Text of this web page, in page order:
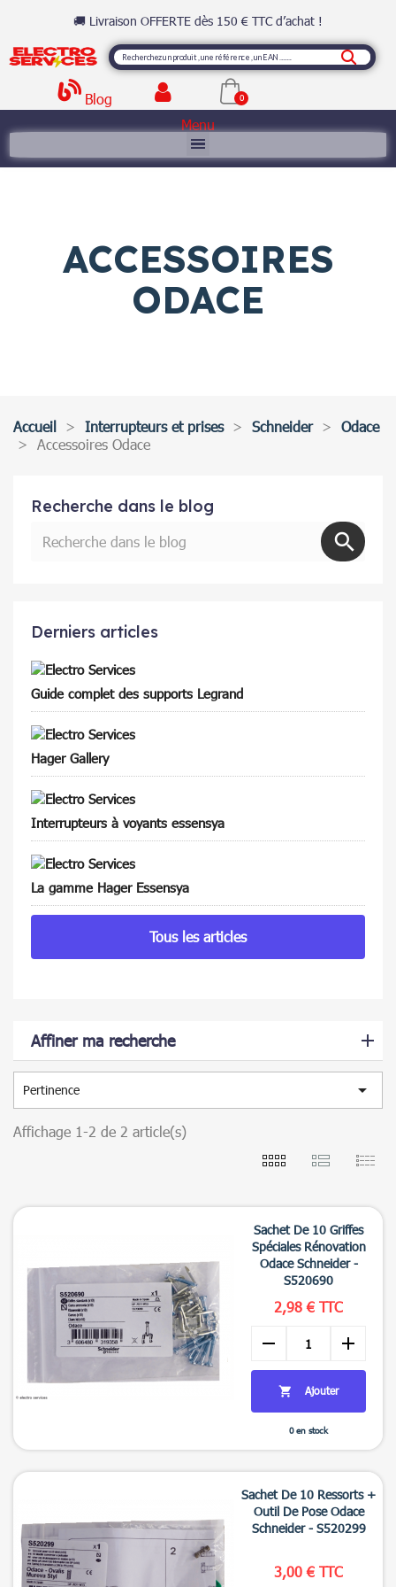
🚚 Livraison OFFERTE dès 150 € TTC d’achat !
Blog
Menu
ACCESSOIRES
ODACE
Accueil Interrupteurs et prises Schneider
Odace
Accessoires Odace
Recherche dans le blog
Derniers articles
Guide complet des supports Legrand
Hager Gallery
Interrupteurs à voyants essensya
La gamme Hager Essensya
Tous les articles
Affiner ma recherche
Pertinence 
Affichage 1-2 de 2 article(s)

Sachet De 10 Griffes
Spéciales Rénovation
Odace Schneider -
S520690
2,98 € TTC
remove add
 Ajouter
0 en stock
Sachet De 10 Ressorts +
Outil De Pose Odace
Schneider - S520299
3,00 € TTC